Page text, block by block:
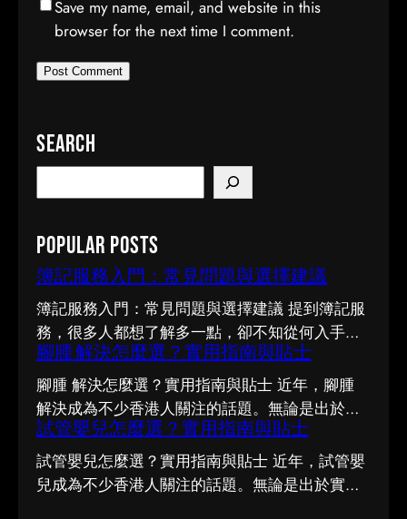
Save my name, email, and website in this
browser for the next time I comment.
Search
e
r
c
Popular Posts
簿記服務入門：常見問題與選擇建議
簿記服務入門：常見問題與選擇建議 提到簿記服
務，很多人都想了解多一點，卻不知從何入手。
市面上資訊繁多，真假難辨。以下整理了幾個值
得留意的重點，希望能幫助你更清晰地掌握簿記
服務的相關知識。 事前要留意甚麼 在做決定之
前，有幾點值得特別留意。首先，每個人的情況
不盡相同，適合別人的未必適合自己；其次，資
訊來源是否可靠同樣關鍵。如有任何疑問，諮詢
相關範疇的專業人士，往往能得到更貼合個人需
腳腫 解決怎麼選？實用指南與貼士
腳腫 解決怎麼選？實用指南與貼士 近年，腳腫
解決成為不少香港人關注的話題。無論是出於實
際需要還是興趣，先對它有基本認識，都有助我
們作出更明智的決定。這篇文章會從不同角度，
和大家分享關於腳腫 解決的實用資訊。 它的重要
試管嬰兒怎麼選？實用指南與貼士
試管嬰兒怎麼選？實用指南與貼士 近年，試管嬰
兒成為不少香港人關注的話題。無論是出於實際